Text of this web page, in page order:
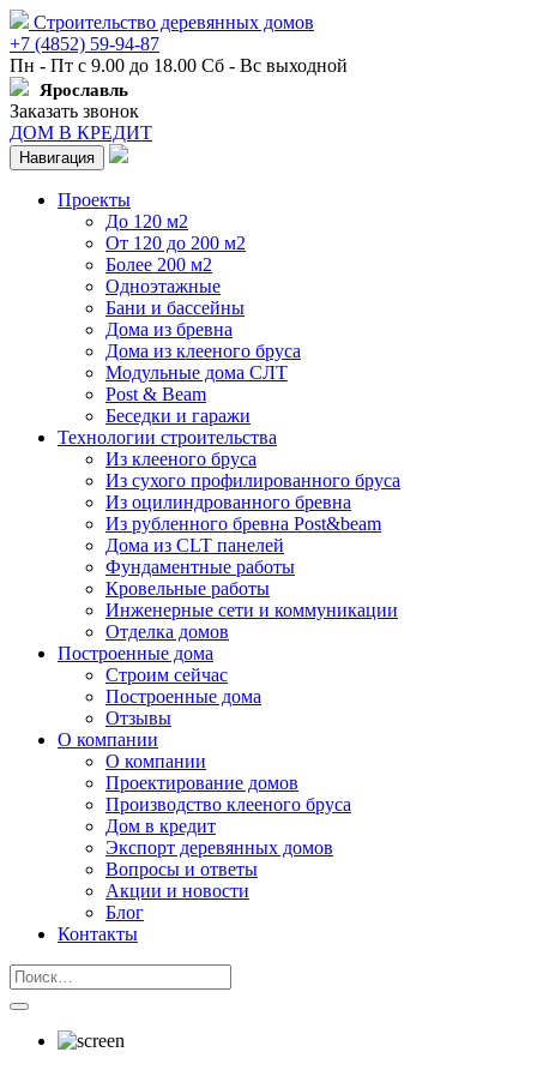
Строительство деревянных домов
+7 (4852) 59-94-87
Пн - Пт с 9.00 до 18.00 Сб - Вс выходной
Ярославль
Заказать звонок
ДОМ В КРЕДИТ
Навигация
Проекты
До 120 м2
От 120 до 200 м2
Более 200 м2
Одноэтажные
Бани и бассейны
Дома из бревна
Дома из клееного бруса
Модульные дома СЛТ
Post & Beam
Беседки и гаражи
Технологии строительства
Из клееного бруса
Из сухого профилированного бруса
Из оцилиндрованного бревна
Из рубленного бревна Post&beam
Дома из CLT панелей
Фундаментные работы
Кровельные работы
Инженерные сети и коммуникации
Отделка домов
Построенные дома
Строим сейчас
Построенные дома
Отзывы
О компании
О компании
Проектирование домов
Производство клееного бруса
Дом в кредит
Экспорт деревянных домов
Вопросы и ответы
Акции и новости
Блог
Контакты